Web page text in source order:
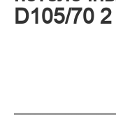
D105/70